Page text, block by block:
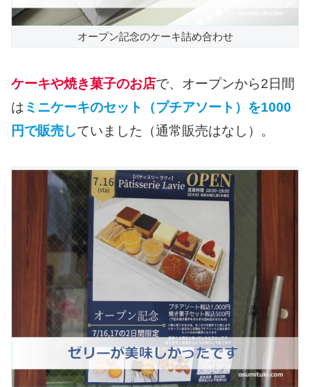
オープン記念のケーキ詰め合わせ
ケーキや焼き菓子のお店で、オープンから2日間
は ミニケーキのセット（プチアソート）を1000
円で販売していました（通常販売はなし）。